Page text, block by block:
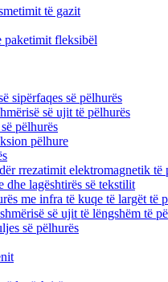
të gazit
paketimit fleksibël
sipërfaqes së pëlhurës
së ujit të pëlhurës
pëlhurës
pëlhure
rrezatimit elektromagnetik të
dhe lagështirës së tekstilit
me infra të kuqe të largët të
së ujit të lëngshëm të
së pëlhurës